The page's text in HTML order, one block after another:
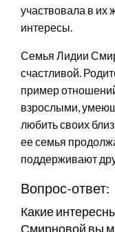
участвовала в их
интересы.
Семья Лидии
счастливой.
пример
взрослыми,
любить своих
ее семья
поддерживают
Вопрос-ответ:
Какие
Смирновой вы